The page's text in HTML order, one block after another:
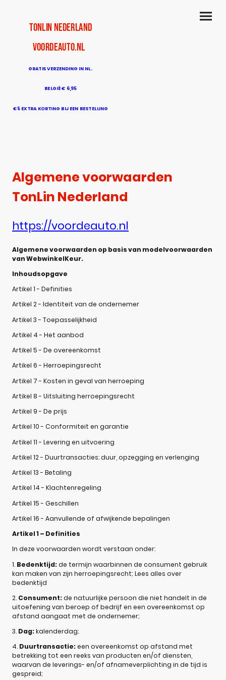
TonLin Nederland
voordeauto.nl
GRATIS VERZENDING IN NL.
BELGIË € 6,95
€5 EXTRA KORTING BIJ EEN BESTELLING
Algemene voorwaarden
TonLin Nederland
https://voordeauto.nl
Algemene voorwaarden op basis van modelvoorwaarden
van WebwinkelKeur.
Inhoudsopgave
Artikel 1 - Definities
Artikel 2 - Identiteit van de ondernemer
Artikel 3 - Toepasselijkheid
Artikel 4 - Het aanbod
Artikel 5 - De overeenkomst
Artikel 6 - Herroepingsrecht
Artikel 7 - Kosten in geval van herroeping
Artikel 8 - Uitsluiting herroepingsrecht
Artikel 9 - De prijs
Artikel 10 - Conformiteit en garantie
Artikel 11 - Levering en uitvoering
Artikel 12 - Duurtransacties: duur, opzegging en verlenging
Artikel 13 - Betaling
Artikel 14 - Klachtenregeling
Artikel 15 - Geschillen
Artikel 16 - Aanvullende of afwijkende bepalingen
Artikel 1 – Definities
In deze voorwaarden wordt verstaan onder:
1. Bedenktijd:de termijn waarbinnen de consument gebruik
kan maken van zijn herroepingsrecht; Lees alles over
bedenktijd
2. Consument:de natuurlijke persoon die niet handelt in de
uitoefening van beroep of bedrijf en een overeenkomst op
afstand aangaat met de ondernemer;
3. Dag:kalenderdag;
4. Duurtransactie:een overeenkomst op afstand met
betrekking tot een reeks van producten en/of diensten,
waarvan de leverings- en/of afnameverplichting in de tijd is
gespreid;